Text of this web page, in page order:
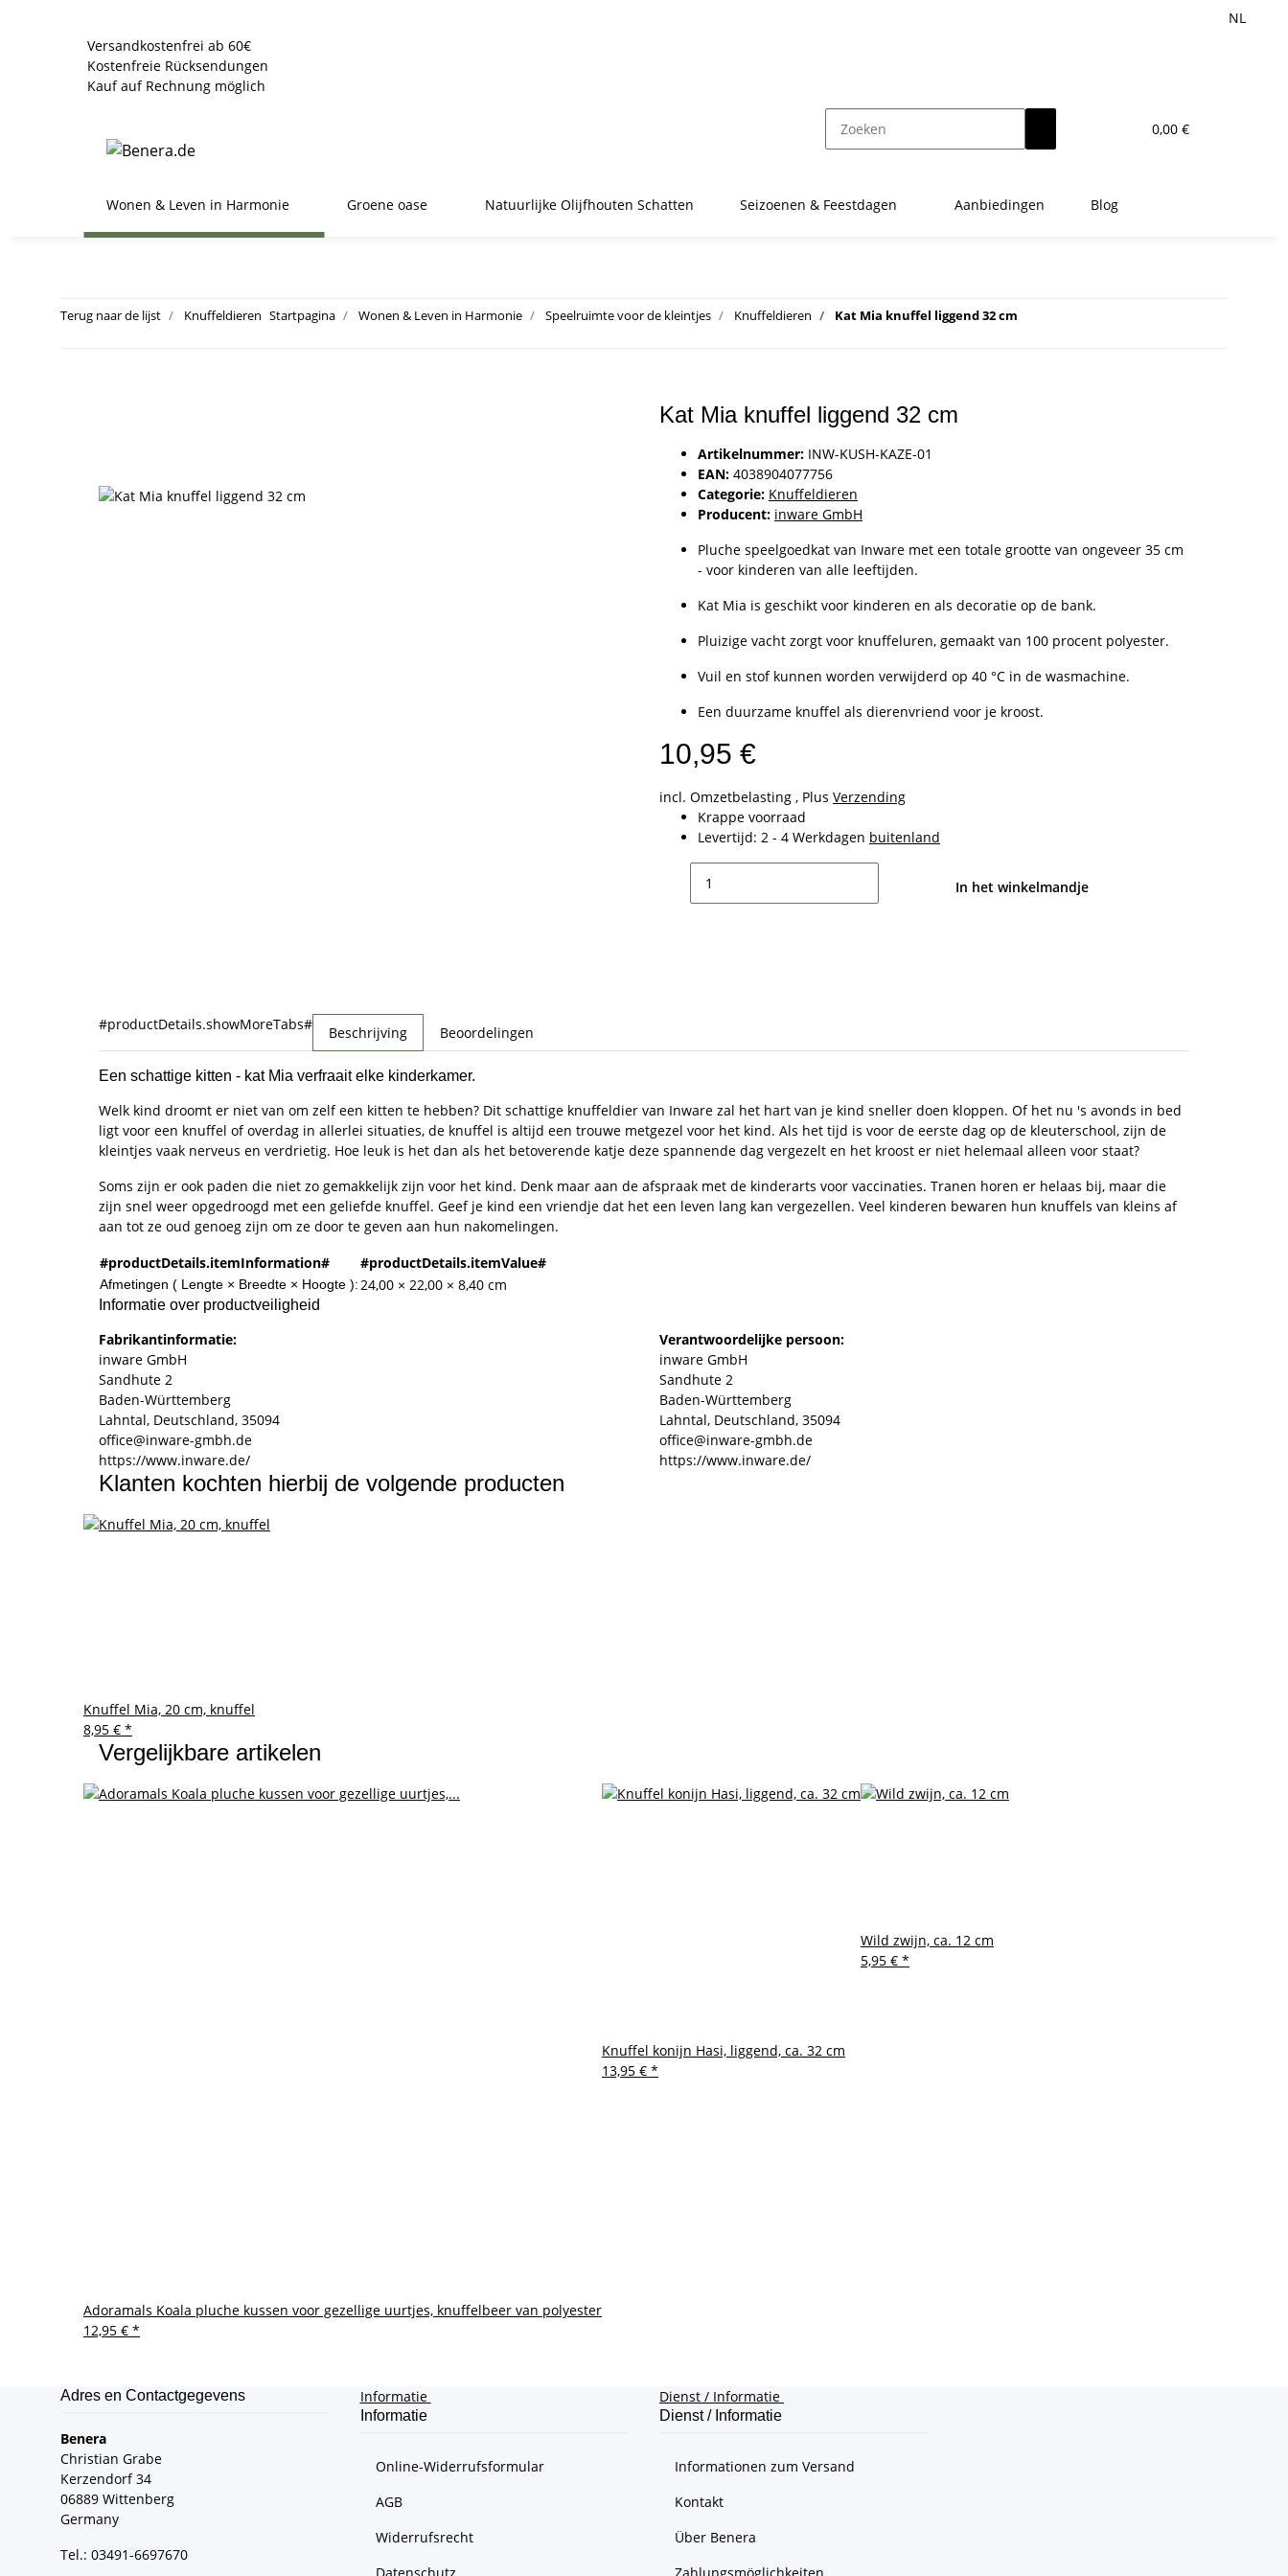
NL
Versandkostenfrei ab 60€
Kostenfreie Rücksendungen
Kauf auf Rechnung möglich
0,00 €
Wonen & Leven in Harmonie Groene oase Natuurlijke Olijfhouten Schatten Seizoenen & Feestdagen Aanbiedingen Blog
Terug naar de lijst Knuffeldieren Startpagina Wonen & Leven in Harmonie Speelruimte voor de kleintjes Knuffeldieren Kat Mia knuffel liggend 32 cm
Kat Mia knuffel liggend 32 cm
Artikelnummer: INW-KUSH-KAZE-01
EAN: 4038904077756
Categorie: Knuffeldieren
Producent: inware GmbH
Pluche speelgoedkat van Inware met een totale grootte van ongeveer 35 cm
- voor kinderen van alle leeftijden.
Kat Mia is geschikt voor kinderen en als decoratie op de bank.
Pluizige vacht zorgt voor knuffeluren, gemaakt van 100 procent polyester.
Vuil en stof kunnen worden verwijderd op 40 °C in de wasmachine.
Een duurzame knuffel als dierenvriend voor je kroost.
10,95 €
incl. Omzetbelasting , Plus Verzending
Krappe voorraad
Levertijd: 2 - 4 Werkdagen buitenland
In het winkelmandje
#productDetails.showMoreTabs# Beschrijving Beoordelingen
Een schattige kitten - kat Mia verfraait elke kinderkamer.
Welk kind droomt er niet van om zelf een kitten te hebben? Dit schattige knuffeldier van Inware zal het hart van je kind sneller doen kloppen. Of het nu 's avonds in bed
ligt voor een knuffel of overdag in allerlei situaties, de knuffel is altijd een trouwe metgezel voor het kind. Als het tijd is voor de eerste dag op de kleuterschool, zijn de
kleintjes vaak nerveus en verdrietig. Hoe leuk is het dan als het betoverende katje deze spannende dag vergezelt en het kroost er niet helemaal alleen voor staat?
Soms zijn er ook paden die niet zo gemakkelijk zijn voor het kind. Denk maar aan de afspraak met de kinderarts voor vaccinaties. Tranen horen er helaas bij, maar die
zijn snel weer opgedroogd met een geliefde knuffel. Geef je kind een vriendje dat het een leven lang kan vergezellen. Veel kinderen bewaren hun knuffels van kleins af
aan tot ze oud genoeg zijn om ze door te geven aan hun nakomelingen.
#productDetails.itemInformation#
#productDetails.itemValue#
Afmetingen ( Lengte × Breedte × Hoogte ):24,00 × 22,00 × 8,40 cm
Informatie over productveiligheid
Fabrikantinformatie:
inware GmbH
Sandhute 2
Baden-Württemberg
Lahntal, Deutschland, 35094
office@inware-gmbh.de
https://www.inware.de/
Verantwoordelijke persoon:
inware GmbH
Sandhute 2
Baden-Württemberg
Lahntal, Deutschland, 35094
office@inware-gmbh.de
https://www.inware.de/
Klanten kochten hierbij de volgende producten
Knuffel Mia, 20 cm, knuffel
8,95 € *
Vergelijkbare artikelen
Adoramals Koala pluche kussen voor gezellige uurtjes, knuffelbeer van polyester
12,95 € *
Knuffel konijn Hasi, liggend, ca. 32 cm
13,95 € *
Wild zwijn, ca. 12 cm
5,95 € *
Adres en Contactgegevens
Benera
Christian Grabe
Kerzendorf 34
06889 Wittenberg
Germany
Tel.: 03491-6697670
Informatie
Informatie
Online-Widerrufsformular
AGB
Widerrufsrecht
Dienst / Informatie
Dienst / Informatie
Informationen zum Versand
Kontakt
Über Benera